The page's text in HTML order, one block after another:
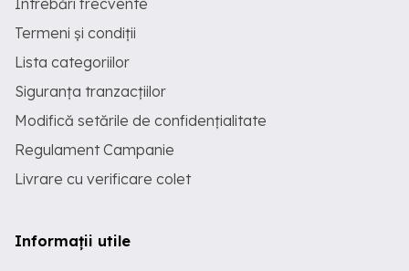
Întrebări frecvente
Termeni și condiții
Lista categoriilor
Siguranța tranzacțiilor
Modifică setările de confidențialitate
Regulament Campanie
Livrare cu verificare colet
Informații utile